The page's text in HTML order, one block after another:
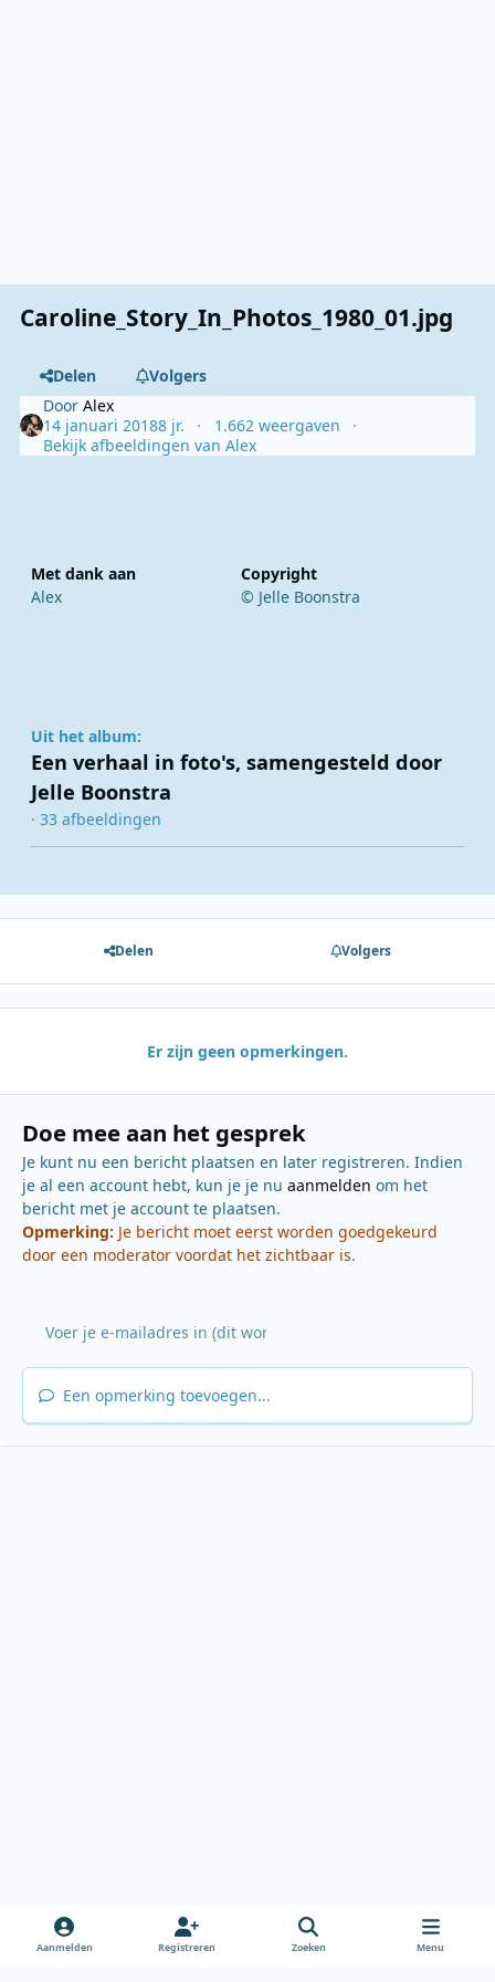
Caroline_Story_In_Photos_1980_01.jpg
Delen
Volgers
DoorAlex
14 januari 20188 jr.
1.662 weergaven
Bekijk afbeeldingen van Alex
Met dank aan
Alex
Copyright
© Jelle Boonstra
Uit het album:
Een verhaal in foto's, samengesteld door
Jelle Boonstra
· 33 afbeeldingen
Delen Volgers
Er zijn geen opmerkingen.
Doe mee aan het gesprek
Je kunt nu een bericht plaatsen en later registreren. Indien
je al een account hebt, kun je je nu aanmelden om het
bericht met je account te plaatsen.
Opmerking: Je bericht moet eerst worden goedgekeurd
door een moderator voordat het zichtbaar is.
Een opmerking toevoegen...
Aanmelden Registreren Zoeken Menu